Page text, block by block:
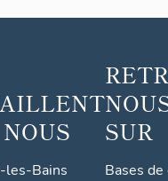
Bains
SUR
Bases